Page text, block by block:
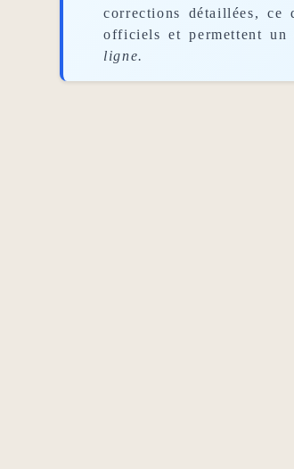
corrections détaillées, ce
officiels et permettent un
ligne.